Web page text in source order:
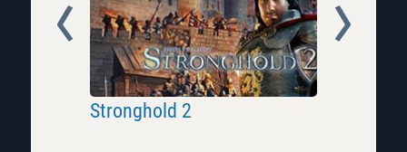
Stronghold 2
Prev